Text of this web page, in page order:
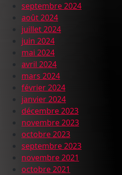
septembre 2024
août 2024
juillet 2024
juin 2024
mai 2024
avril 2024
mars 2024
février 2024
janvier 2024
décembre 2023
novembre 2023
octobre 2023
septembre 2023
novembre 2021
octobre 2021